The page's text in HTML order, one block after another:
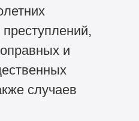
и
случаев